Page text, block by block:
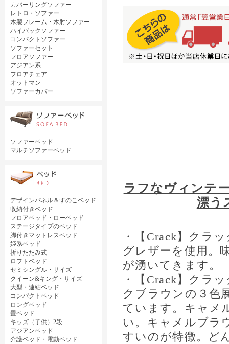
ラフなヴィンテ
漂う
・【Crack】クラ
グレザーを使用。
が湧いてきます。
・【Crack】クラ
クブラウンの３色
ています。キャメ
い。キャメルブラ
すいのが特徴。ど
カバーリングソファー
レトロ・ソファー
木製フレーム・木肘ソファー
ハイバックソファー
コンパクトソファー
ソファーセット
フロアソファー
アジアン系
フロアチェア
オットマン
ソファーカバー
ソファーベッド
マルチソファーベッド
デザインパネル＆すのこベッド
収納付きベッド
フロアベッド・ローベッド
ステージタイプのベッド
脚付きマットレスベッド
姫系ベッド
折りたたみ式
ロフトベッド
セミシングル・サイズ
クイーン&キング・サイズ
大型・連結ベッド
コンパクトベッド
ロングベッド
畳ベッド
キッズ（子供）2段
アジアンベッド
介護ベッド・電動ベッド